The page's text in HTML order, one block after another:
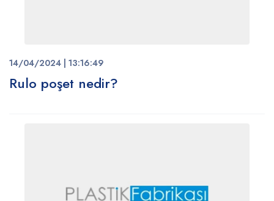
14/04/2024 | 13:16:49
Rulo poşet nedir?